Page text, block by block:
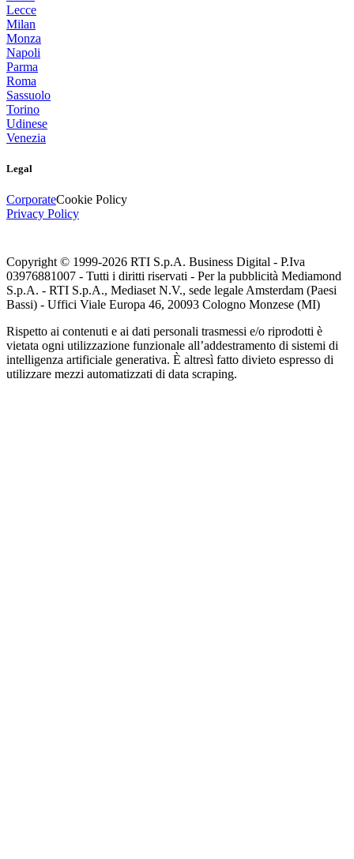
Lecce
Milan
Monza
Napoli
Parma
Roma
Sassuolo
Torino
Udinese
Venezia
Legal
CorporateCookie Policy
Privacy Policy
Copyright © 1999-2026 RTI S.p.A. Business Digital - P.Iva
03976881007 - Tutti i diritti riservati - Per la pubblicità Mediamond
S.p.A. - RTI S.p.A., Mediaset N.V., sede legale Amsterdam (Paesi
Bassi) - Uffici Viale Europa 46, 20093 Cologno Monzese (MI)
Rispetto ai contenuti e ai dati personali trasmessi e/o riprodotti è
vietata ogni utilizzazione funzionale all’addestramento di sistemi di
intelligenza artificiale generativa. È altresì fatto divieto espresso di
utilizzare mezzi automatizzati di data scraping.